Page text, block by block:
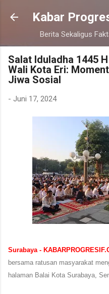
Langsung
Kabar
Berita Sekaligus
Salat Iduladha 1445
Wali Kota Eri:
Jiwa Sosial
- Juni 17, 2024
Surabaya -
bersama ratusan masyarakat
halaman Balai Kota Surabaya,